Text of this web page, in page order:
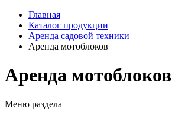
Главная
Каталог продукции
Аренда садовой техники
Аренда мотоблоков
Аренда мотоблоков
Меню раздела